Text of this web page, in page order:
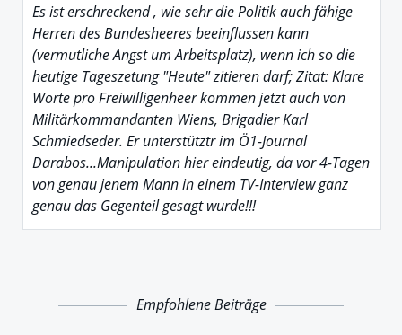
Es ist erschreckend , wie sehr die Politik auch fähige
Herren des Bundesheeres beeinflussen kann
(vermutliche Angst um Arbeitsplatz), wenn ich so die
heutige Tageszetung "Heute" zitieren darf; Zitat: Klare
Worte pro Freiwilligenheer kommen jetzt auch von
Militärkommandanten Wiens, Brigadier Karl
Schmiedseder. Er unterstütztr im Ö1-Journal
Darabos...Manipulation hier eindeutig, da vor 4-Tagen
von genau jenem Mann in einem TV-Interview ganz
genau das Gegenteil gesagt wurde!!!
Empfohlene Beiträge